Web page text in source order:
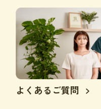
よくあるご質問